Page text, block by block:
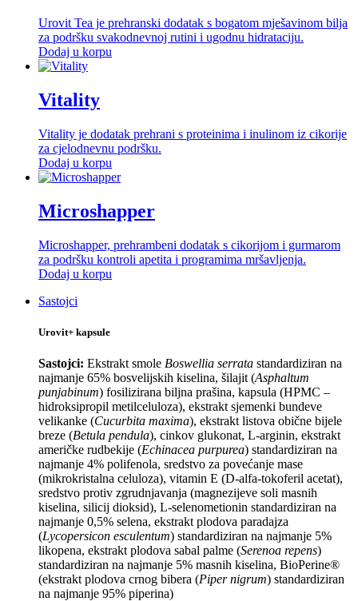
Urovit Tea je prehranski dodatak s bogatom mješavinom bilja
za podršku svakodnevnoj rutini i ugodnu hidrataciju.
Dodaj u korpu
Vitality
Vitality je dodatak prehrani s proteinima i inulinom iz cikorije
za cjelodnevnu podršku.
Dodaj u korpu
Microshapper
Microshapper, prehrambeni dodatak s cikorijom i gurmarom
za podršku kontroli apetita i programima mršavljenja.
Dodaj u korpu
Sastojci
Urovit+ kapsule
Sastojci: Ekstrakt smole Boswellia serrata standardiziran na
najmanje 65% bosvelijskih kiselina, šilajit (Asphaltum
punjabinum) fosilizirana biljna prašina, kapsula (HPMC –
hidroksipropil metilceluloza), ekstrakt sjemenki bundeve
velikanke (Cucurbita maxima), ekstrakt listova obične bijele
breze (Betula pendula), cinkov glukonat, L-arginin, ekstrakt
američke rudbekije (Echinacea purpurea) standardiziran na
najmanje 4% polifenola, sredstvo za povećanje mase
(mikrokristalna celuloza), vitamin E (D-alfa-tokoferil acetat),
sredstvo protiv zgrudnjavanja (magnezijeve soli masnih
kiselina, silicij dioksid), L-selenometionin standardiziran na
najmanje 0,5% selena, ekstrakt plodova paradajza
(Lycopersicon esculentum) standardiziran na najmanje 5%
likopena, ekstrakt plodova sabal palme (Serenoa repens)
standardiziran na najmanje 5% masnih kiselina, BioPerine®
(ekstrakt plodova crnog bibera (Piper nigrum) standardiziran
na najmanje 95% piperina)